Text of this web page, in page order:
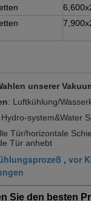
unserer
: Luftkühlung/
Hydro-system&Water
Tür/horizontale
Tür anhebt
, vor
Sie den besten